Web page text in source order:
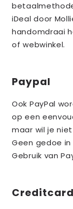
iDeal door
handomdraai
of webwinkel.
Paypal
Ook PayPal
op een
maar wil je
Geen gedoe
Gebruik van
Creditcard